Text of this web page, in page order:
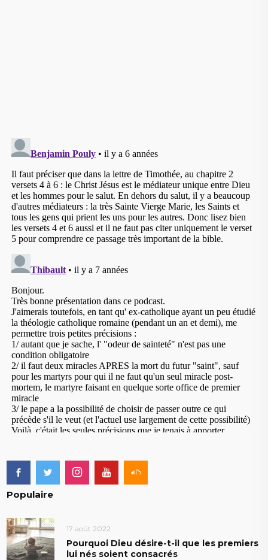
Populaire
17 août 2022
Pourquoi Dieu désire-t-il que les premiers
lui nés soient consacrés